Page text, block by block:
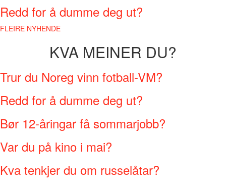
Redd for å dumme deg ut?
FLEIRE NYHENDE
KVA MEINER DU?
Trur du Noreg vinn fotball-VM?
Redd for å dumme deg ut?
Bør 12-åringar få sommarjobb?
Var du på kino i mai?
Kva tenkjer du om russelåtar?